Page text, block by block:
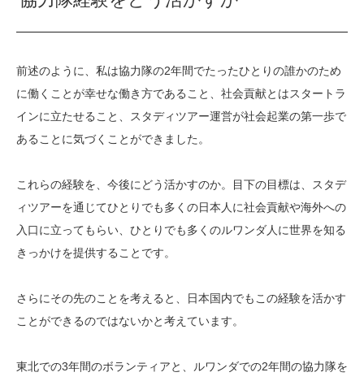
前述のように、私は協力隊の2年間でたったひとりの誰かのため
に働くことが幸せな働き方であること、社会貢献とはスタートラ
インに立たせること、スタディツアー運営が社会起業の第一歩で
あることに気づくことができました。
これらの経験を、今後にどう活かすのか。目下の目標は、スタデ
ィツアーを通じてひとりでも多くの日本人に社会貢献や海外への
入口に立ってもらい、ひとりでも多くのルワンダ人に世界を知る
きっかけを提供することです。
さらにその先のことを考えると、日本国内でもこの経験を活かす
ことができるのではないかと考えています。
東北での3年間のボランティアと、ルワンダでの2年間の協力隊を